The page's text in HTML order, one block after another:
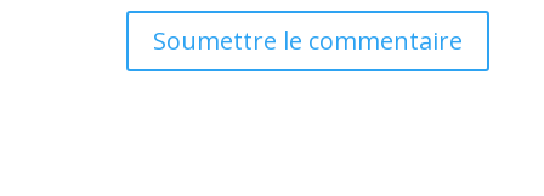
Soumettre le commentaire